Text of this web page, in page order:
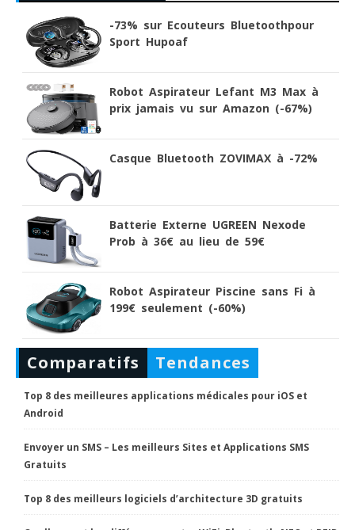
-73% sur Ecouteurs Bluetoothpour
Sport Hupoaf
Robot Aspirateur Lefant M3 Max à
prix jamais vu sur Amazon (-67%)
Casque Bluetooth ZOVIMAX à -72%
Batterie Externe UGREEN Nexode
Prob à 36€ au lieu de 59€
Robot Aspirateur Piscine sans Fi à
199€ seulement (-60%)
Comparatifs Tendances
Top 8 des meilleures applications médicales pour iOS et
Android
Envoyer un SMS – Les meilleurs Sites et Applications SMS
Gratuits
Top 8 des meilleurs logiciels d’architecture 3D gratuits